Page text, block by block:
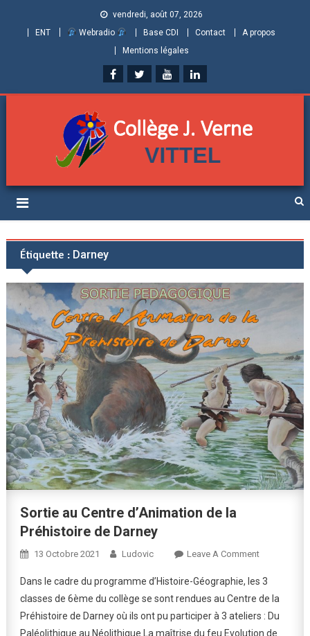
vendredi, août 07, 2026
ENT
Webradio Base CDI Contact
A propos
Mentions légales
Collège Jules Verne de
Vittel (Vosges)
Étiquette : Darney
Sortie au Centre d’Animation de la
Préhistoire de Darney
13 Octobre 2021 Ludovic Leave A CommentOn
Au
Centre
D’Animation
De
Dans le cadre du programme d’Histoire-Géographie, les 3
classes de 6ème du collège se sont rendues au Centre de la
Préhistoire de Darney où ils ont pu participer à 3 ateliers : Du
Paléolithique au Néolithique La maîtrise du feu Evolution de